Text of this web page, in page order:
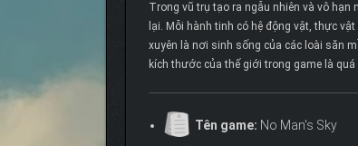
Trong vũ trụ tạo ra ngẫu nhiên và vô
lại. Mỗi hành tinh có hệ động vật, thực
xuyên là nơi sinh sống của các loài săn
kích thước của thế giới trong game là
Tên game: No Man's Sky